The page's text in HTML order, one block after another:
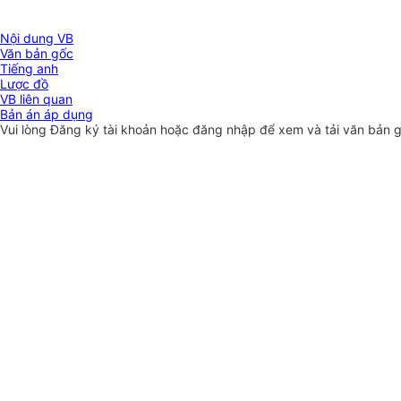
Nội dung VB
Văn bản gốc
Tiếng anh
Lược đồ
VB liên quan
Bản án áp dụng
Vui lòngĐăng ký tài khoản hoặc đăng nhập để xem và tải văn bản